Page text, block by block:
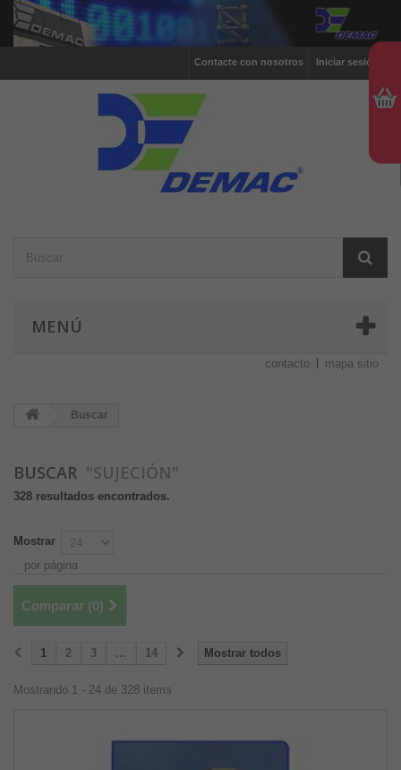
Iniciar sesión
Contacte con nosotros
MENÚ
contacto mapa sitio
Buscar
BUSCAR "SUJECIÓN"
328 resultados encontrados.
Mostrar
por página
Comparar (0)
Mostrar todos
1 2 3 ... 14
Mostrando 1 - 24 de 328 items